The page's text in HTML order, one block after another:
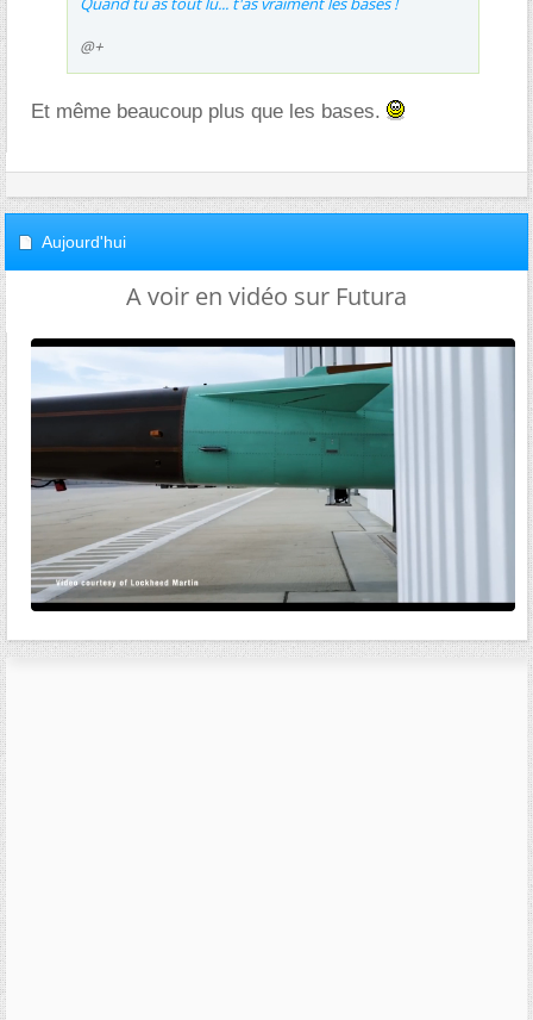
@+
Et même beaucoup plus que les bases.
Aujourd'hui
A voir en vidéo sur Futura